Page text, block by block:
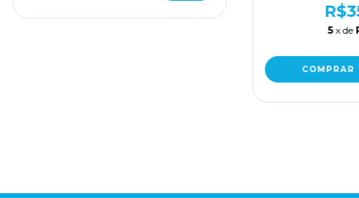
5 x de
COMPRAR